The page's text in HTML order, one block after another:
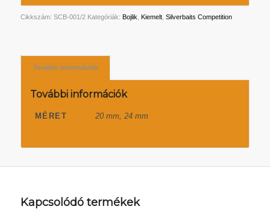
Cikkszám: SCB-001/2 Kategóriák: Bojlik Kiemelt, Silverbaits Competition
További információk
További információk
MÉRET 20 mm, 24 mm
Kapcsolódó termékek